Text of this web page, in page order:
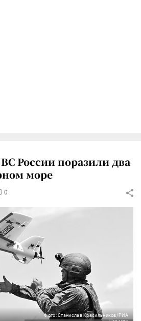
России поразили два
море
0
Фото: Станислав Красильников/РИА